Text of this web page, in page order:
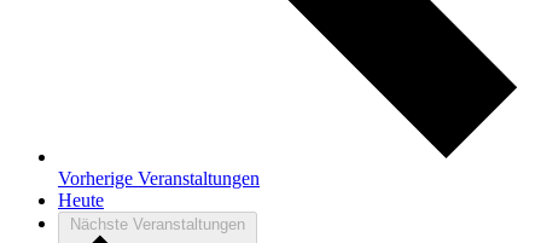
Vorherige Veranstaltungen
Heute
Nächste Veranstaltungen